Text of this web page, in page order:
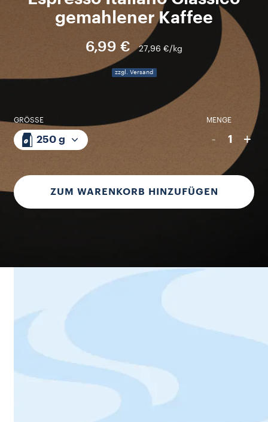
gemahlener Kaffee
6,99 € 27,96 €/kg
zzgl. Versand
GRÖSSE
250 g
MENGE
- 1 +
ZUM WARENKORB HINZUFÜGEN